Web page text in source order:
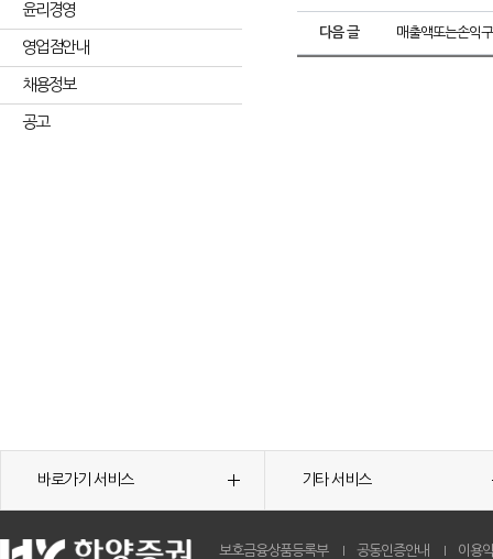
윤리경영
영업점안내
채용정보
공고
다음 글 매출액또는손익
바로가기 서비스 기타 서비스
보호금융상품등록부 공동인증안내 이용